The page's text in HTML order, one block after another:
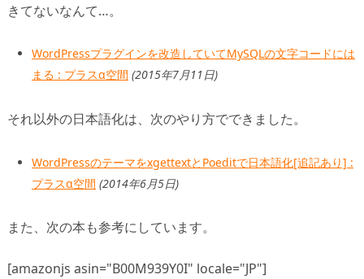
きてないなんて…。
WordPressプラグインを改造していてMySQLの文字コードには
まる : プラスα空間 (2015年7月11日)
それ以外の日本語化は、次のやり方でできました。
WordPressのテーマをxgettextとPoeditで日本語化[追記あり] :
プラスα空間 (2014年6月5日)
また、次の本も参考にしています。
[amazonjs asin="B00M939Y0I" locale="JP"]